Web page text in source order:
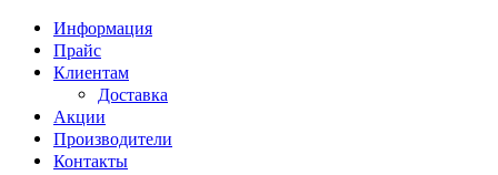
Информация
Прайс
Клиентам
Доставка
Акции
Производители
Контакты